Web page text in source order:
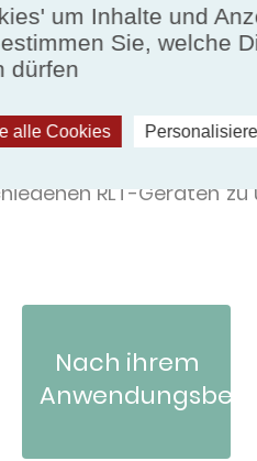
zur
Gerät?
RLT-Geräten
Nach ihrem
um Inhalte und
Sie, welche
dürfen
alle Cookies